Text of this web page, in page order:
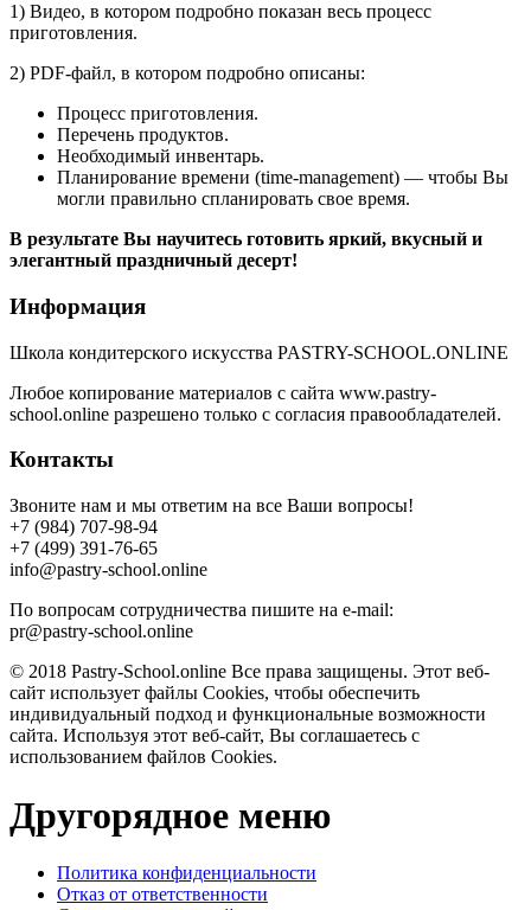
1) Видео, в котором подробно показан весь процесс
приготовления.
2) PDF-файл, в котором подробно описаны:
Процесс приготовления.
Перечень продуктов.
Необходимый инвентарь.
Планирование времени (time-management) — чтобы Вы
могли правильно спланировать свое время.
В результате Вы научитесь готовить яркий, вкусный и
элегантный праздничный десерт!
Информация
Школа кондитерского искусства PASTRY-SCHOOL.ONLINE
Любое копирование материалов с сайта www.pastry-
school.online разрешено только с согласия правообладателей.
Контакты
Звоните нам и мы ответим на все Ваши вопросы!
+7 (984) 707-98-94
+7 (499) 391-76-65
info@pastry-school.online
По вопросам сотрудничества пишите на e-mail:
pr@pastry-school.online
© 2018 Pastry-School.online Все права защищены. Этот веб-
сайт использует файлы Cookies, чтобы обеспечить
индивидуальный подход и функциональные возможности
сайта. Используя этот веб-сайт, Вы соглашаетесь с
использованием файлов Cookies.
Другорядное меню
Политика конфиденциальности
Отказ от ответственности